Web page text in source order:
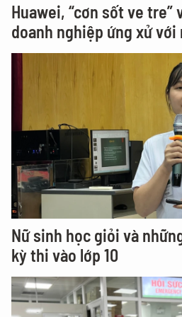
Huawei, “cơn sốt ve tre”
doanh nghiệp ứng xử với
Nữ sinh học giỏi và
kỳ thi vào lớp 10